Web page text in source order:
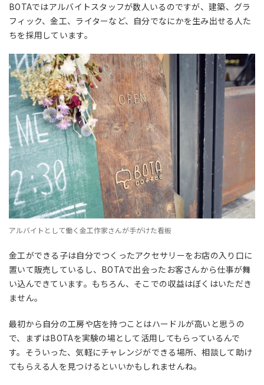
BOTAではアルバイトスタッフが数人いるのですが、建築、グラ
フィック、金工、ライターなど、自分でなにかを生み出せる人た
ちを採用しています。
アルバイトとして働く金工作家さんが手がけた看板
金工ができる子は自分でつくったアクセサリーをお店の入り口に
置いて販売しているし、BOTAで出会ったお客さんから仕事が舞
い込んできています。もちろん、そこでの収益はぼくはいただき
ません。
最初から自分の工房や店を持つことはハードルが高いと思うの
で、まずはBOTAを実験の場として活用してもらっているんで
す。そういった、気軽にチャレンジができる場所、相談して助け
てもらえる人を見つけるといいかもしれませんね。